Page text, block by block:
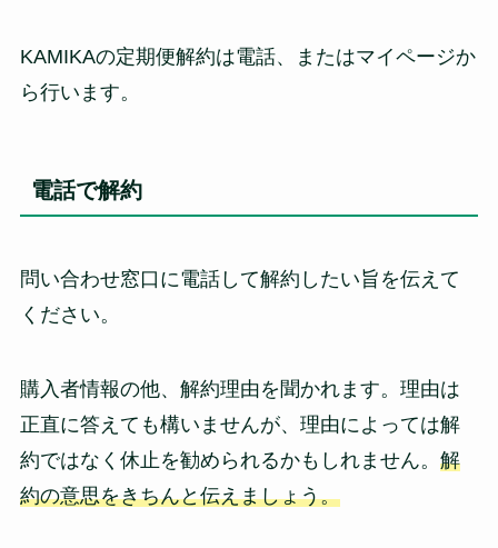
KAMIKAの定期便解約は電話、またはマイページか
ら行います。
電話で解約
問い合わせ窓口に電話して解約したい旨を伝えて
ください。
購入者情報の他、解約理由を聞かれます。理由は
正直に答えても構いませんが、理由によっては解
約ではなく休止を勧められるかもしれません。 解
約の意思をきちんと伝えましょう。